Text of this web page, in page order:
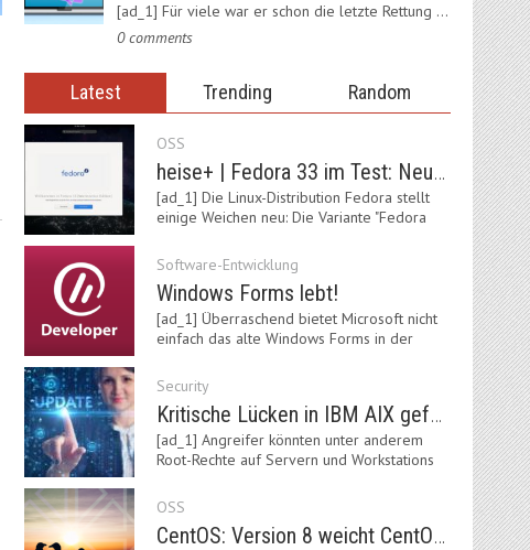
[ad_1] Für viele war er schon die letzte Rettung vorm Daten-Nirvana:…
0 comments
Latest Trending Random
OSS
heise+ | Fedora 33 im Test: Neue Vorgaben mit Btrfs, Systemd-Resolved und zRAM
[ad_1] Die Linux-Distribution Fedora stellt
einige Weichen neu: Die Variante "Fedora
Software-Entwicklung
Windows Forms lebt!
[ad_1] Überraschend bietet Microsoft nicht
einfach das alte Windows Forms in der
Security
Kritische Lücken in IBM AIX gefährden Server
[ad_1] Angreifer könnten unter anderem
Root-Rechte auf Servern und Workstations
OSS
CentOS: Version 8 weicht CentOS Stream